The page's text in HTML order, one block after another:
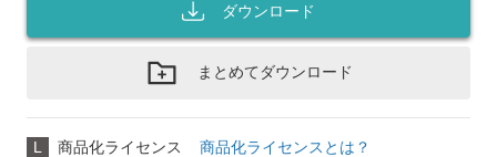
ダウンロード
まとめてダウンロード
L 商品化ライセンス 商品化ライセンスとは？